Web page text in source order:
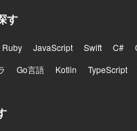
す
Ruby JavaScript Swift C#
Go言語 Kotlin TypeScript